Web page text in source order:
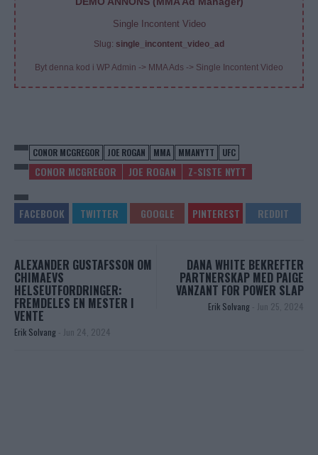
Single Incontent Video
Slug: single_incontent_video_ad
Byt denna kod i WP Admin -> MMA Ads -> Single Incontent Video
CONOR MCGREGOR JOE ROGAN MMA MMANYTT UFC
CONOR MCGREGOR JOE ROGAN Z-SISTE NYTT
ALEXANDER GUSTAFSSON OM
CHIMAEVS
HELSEUTFORDRINGER:
FREMDELES EN MESTER I
VENTE
Erik Solvang - Jun 24, 2024
DANA WHITE BEKREFTER
PARTNERSKAP MED PAIGE
VANZANT FOR POWER SLAP
Erik Solvang - Jun 25, 2024